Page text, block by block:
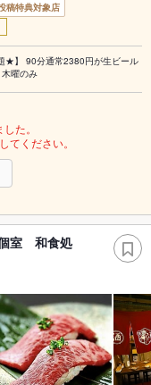
稿特典対象店
★】 90分通常2380円が生ビール
曜のみ
た。
てください。
室 和食処